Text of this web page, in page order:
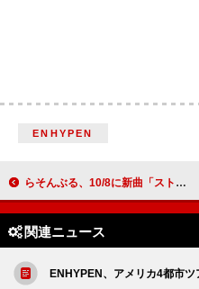
ENHYPEN
らそんぶる、10/8に新曲「ストロベリームーン」配信リリース決定
関連ニュース
ENHYPEN、アメリカ4都市ツ